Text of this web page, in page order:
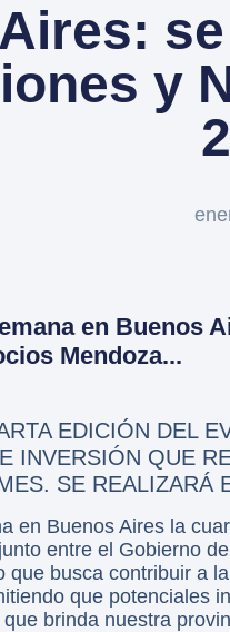
y
en Buenos
Mendoza...
EDICIÓN DEL
INVERSIÓN QUE
SE
en Buenos Aires la
entre el Gobierno
que busca contribuir a
que potenciales
brinda nuestra